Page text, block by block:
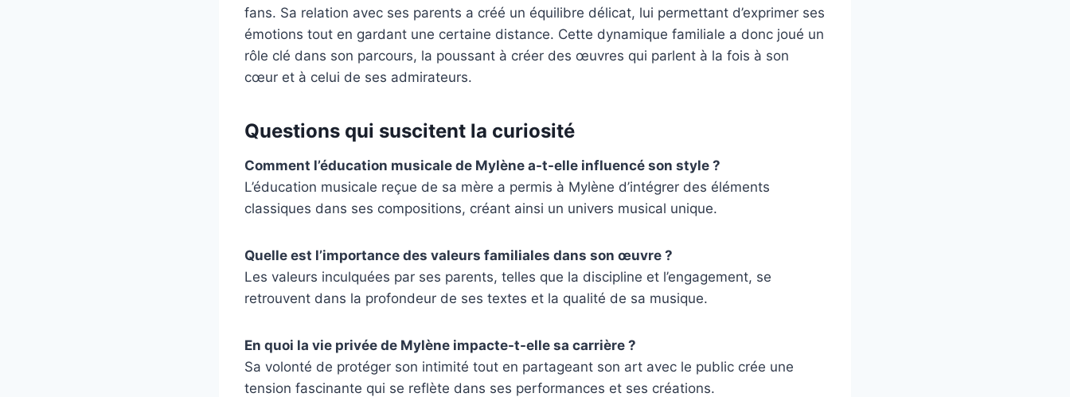
fans. Sa relation avec ses parents a créé un équilibre délicat, lui permettant d’exprimer ses
émotions tout en gardant une certaine distance. Cette dynamique familiale a donc joué un
rôle clé dans son parcours, la poussant à créer des œuvres qui parlent à la fois à son
cœur et à celui de ses admirateurs.
Questions qui suscitent la curiosité
Comment l’éducation musicale de Mylène a-t-elle influencé son style ?
L’éducation musicale reçue de sa mère a permis à Mylène d’intégrer des éléments
classiques dans ses compositions, créant ainsi un univers musical unique.
Quelle est l’importance des valeurs familiales dans son œuvre ?
Les valeurs inculquées par ses parents, telles que la discipline et l’engagement, se
retrouvent dans la profondeur de ses textes et la qualité de sa musique.
En quoi la vie privée de Mylène impacte-t-elle sa carrière ?
Sa volonté de protéger son intimité tout en partageant son art avec le public crée une
tension fascinante qui se reflète dans ses performances et ses créations.